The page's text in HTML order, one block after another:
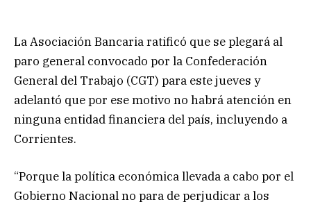
La Asociación Bancaria ratificó que se plegará al
paro general convocado por la Confederación
General del Trabajo (CGT) para este jueves y
adelantó que por ese motivo no habrá atención en
ninguna entidad financiera del país, incluyendo a
Corrientes.
“Porque la política económica llevada a cabo por el
Gobierno Nacional no para de perjudicar a los